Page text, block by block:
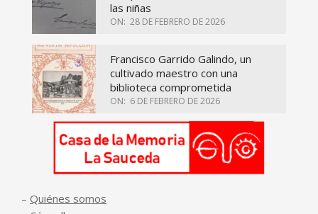
las niñas
ON: 28 DE FEBRERO DE 2026
Francisco Garrido Galindo, un
cultivado maestro con una
biblioteca comprometida
ON: 6 DE FEBRERO DE 2026
– Quiénes somos